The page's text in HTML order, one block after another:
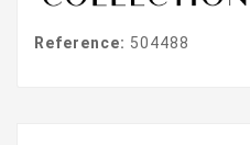
Reference: 504488